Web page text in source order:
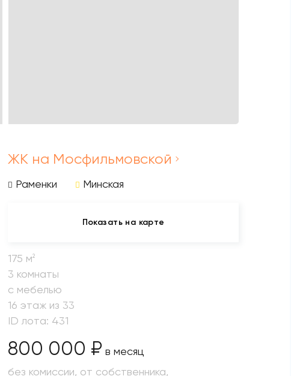
ЖК на Мосфильмовской
Раменки Минская
Показать на карте
175 м2
3 комнаты
с мебелью
16 этаж из 33
ID лота: 431
800 000 ₽ в месяц
без комиссии, от собственника,